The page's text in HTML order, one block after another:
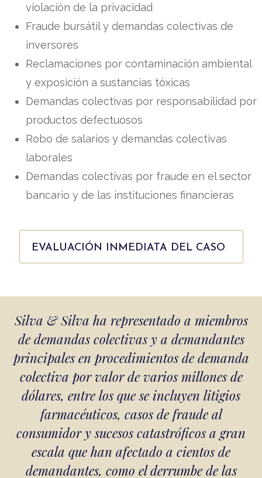
violación de la privacidad
Fraude bursátil y demandas colectivas de
inversores
Reclamaciones por contaminación ambiental
y exposición a sustancias tóxicas
Demandas colectivas por responsabilidad por
productos defectuosos
Robo de salarios y demandas colectivas
laborales
Demandas colectivas por fraude en el sector
bancario y de las instituciones financieras
EVALUACIÓN INMEDIATA DEL CASO
Silva & Silva ha representado a miembros
de demandas colectivas y a demandantes
principales en procedimientos de demanda
colectiva por valor de varios millones de
dólares, entre los que se incluyen litigios
farmacéuticos, casos de fraude al
consumidor y sucesos catastróficos a gran
escala que han afectado a cientos de
demandantes, como el derrumbe de las